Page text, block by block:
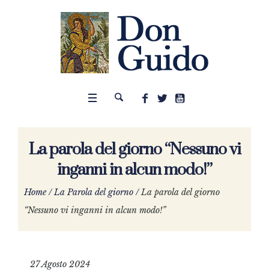
La parola del giorno “Nessuno vi
inganni in alcun modo!”
Home /La Parola del giorno /La parola del giorno
“Nessuno vi inganni in alcun modo!”
27 Agosto 2024